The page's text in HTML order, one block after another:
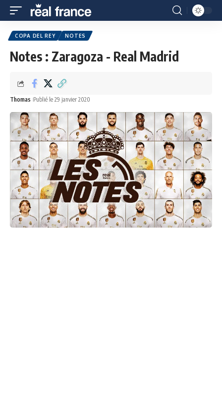
COPA DEL REY NOTES
Notes : Zaragoza - Real Madrid
Thomas Publié le 29 janvier 2020